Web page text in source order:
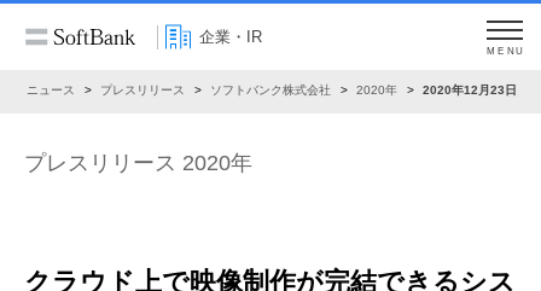
企業・IR
MENU
ニュース プレスリリース ソフトバンク株式会社 2020年 2020年12月23日
プレスリリース 2020年
クラウド上で映像制作が完結できるシス